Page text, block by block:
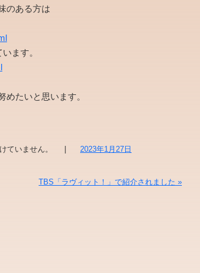
ある方は
ます。
たいと思います。
ていません。 2023年1月27日
TBS「ラヴィット！」で紹介されました »